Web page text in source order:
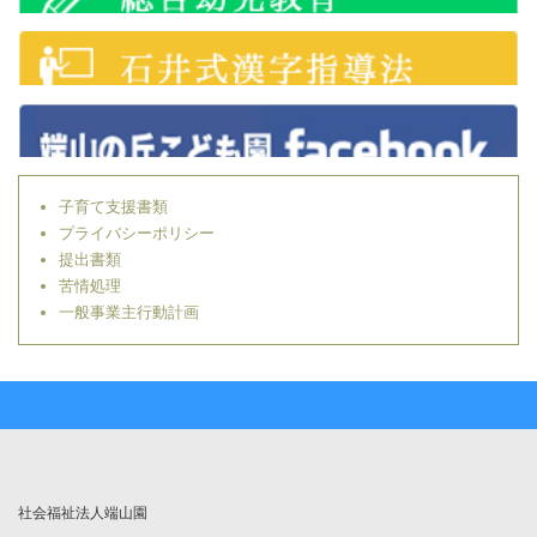
子育て支援書類
プライバシーポリシー
提出書類
苦情処理
一般事業主行動計画
社会福祉法人端山園